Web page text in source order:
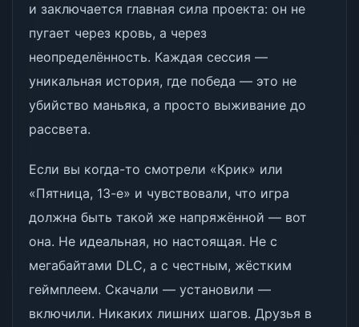
и заключается главная сила проекта: он не
пугает через кровь, а через
неопределённость. Каждая сессия —
уникальная история, где победа — это не
убийство маньяка, а просто выживание до
рассвета.
Если вы когда-то смотрели «Крик» или
«Пятница, 13-е» и чувствовали, что игра
должна быть такой же напряжённой — вот
она. Не идеальная, но настоящая. Не с
мегабайтами DLC, а с честным, жёстким
геймплеем. Скачали — установили —
включили. Никаких лишних шагов. Друзья в